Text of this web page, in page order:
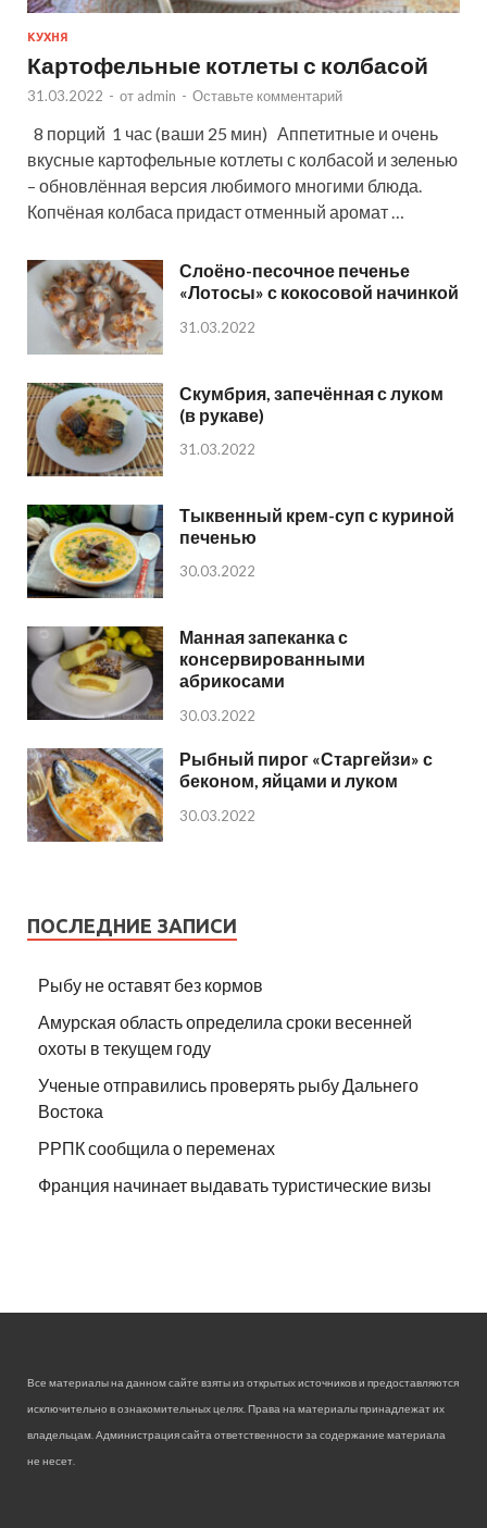
КУХНЯ
Картофельные котлеты с колбасой
31.03.2022 - от admin - Оставьте комментарий
8 порций 1 час (ваши 25 мин) Аппетитные и очень
вкусные картофельные котлеты с колбасой и зеленью
– обновлённая версия любимого многими блюда.
Копчёная колбаса придаст отменный аромат …
Слоёно-песочное печенье
«Лотосы» с кокосовой начинкой
31.03.2022
Скумбрия, запечённая с луком
(в рукаве)
31.03.2022
Тыквенный крем-суп с куриной
печенью
30.03.2022
Манная запеканка с
консервированными
абрикосами
30.03.2022
Рыбный пирог «Старгейзи» с
беконом, яйцами и луком
30.03.2022
ПОСЛЕДНИЕ ЗАПИСИ
Рыбу не оставят без кормов
Амурская область определила сроки весенней
охоты в текущем году
Ученые отправились проверять рыбу Дальнего
Востока
РРПК сообщила о переменах
Франция начинает выдавать туристические визы
Все материалы на данном сайте взяты из открытых источников и предоставляются
исключительно в ознакомительных целях. Права на материалы принадлежат их
владельцам. Администрация сайта ответственности за содержание материала
не несет.